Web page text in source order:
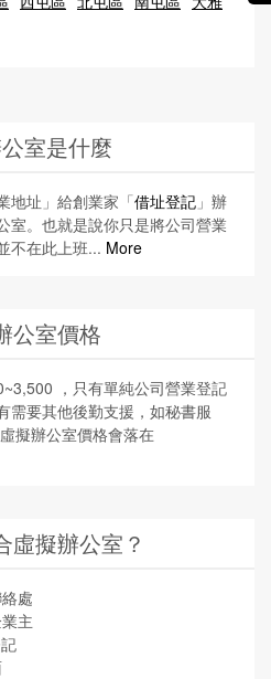
室是什麼
地址」給創業家「借址登記 」辦
室。也就是說你只是將公司營業
不在此上班... More
公室價格
，只有單純公司營業登記
需要其他後勤支援，如秘書服
擬辦公室價格會落在
虛擬辦公室？
處
主